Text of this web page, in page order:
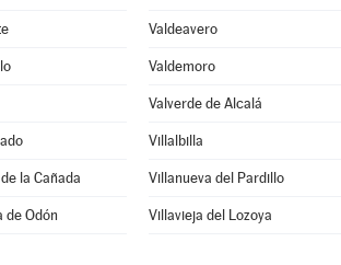
Valdeavero
Valdemoro
Valverde de Alcalá
Villalbilla
la Cañada Villanueva del Pardillo
de Odón Villavieja del Lozoya